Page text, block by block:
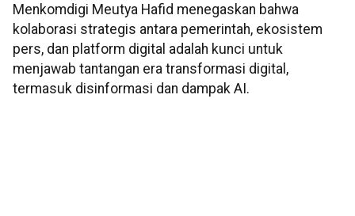
Menkomdigi Meutya Hafid menegaskan bahwa
kolaborasi strategis antara pemerintah, ekosistem
pers, dan platform digital adalah kunci untuk
menjawab tantangan era transformasi digital,
termasuk disinformasi dan dampak AI.